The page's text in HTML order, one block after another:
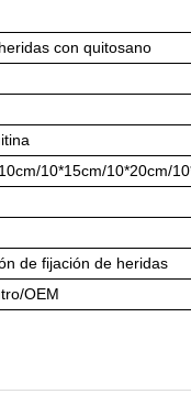
con quitosano
10*15cm/10*20cm/
de fijación de heridas
OEM